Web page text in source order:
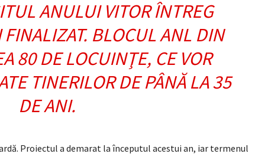
ANULUI VITOR ÎNTREG
FINALIZAT. BLOCUL ANL DIN
80 DE LOCUINŢE, CE VOR
TINERILOR DE PÂNĂ LA 35
DE ANI.
Proiectul a demarat la începutul acestui an, iar termenul